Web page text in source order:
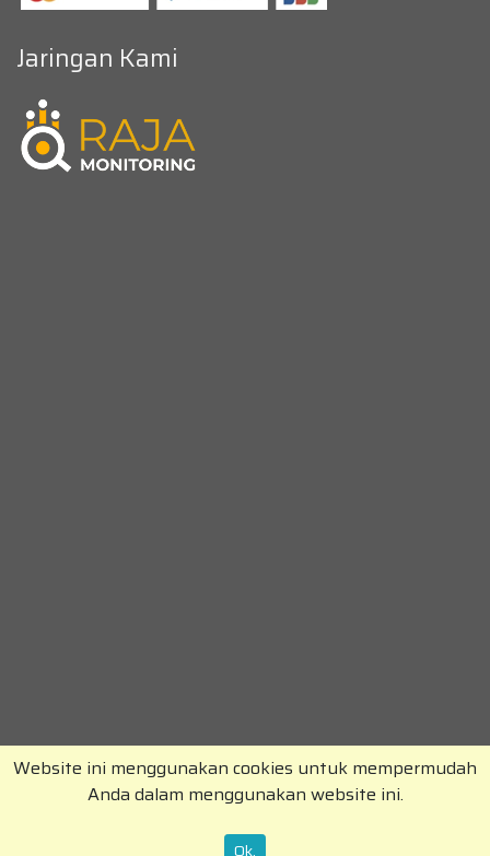
Jaringan Kami
Copyright © RajaKomen.com 2026 All Rights
Reserved.
Website ini menggunakan cookies untuk mempermudah
Anda dalam menggunakan website ini.
Ok.